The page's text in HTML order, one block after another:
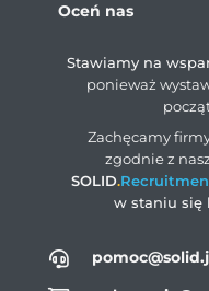
Oceń nas
Stawiamy na
ponieważ
Zachęcamy
zgodnie z
SOLID.
w staniu się